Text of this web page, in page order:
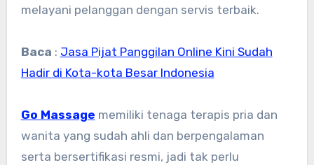
melayani pelanggan dengan servis terbaik.
Baca : Jasa Pijat Panggilan Online Kini Sudah
Hadir di Kota-kota Besar Indonesia
Go Massage memiliki tenaga terapis pria dan
wanita yang sudah ahli dan berpengalaman
serta bersertifikasi resmi, jadi tak perlu